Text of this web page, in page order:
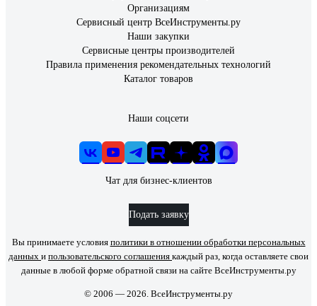
Организациям
Сервисный центр ВсеИнструменты.ру
Наши закупки
Сервисные центры производителей
Правила применения рекомендательных технологий
Каталог товаров
Наши соцсети
Чат для бизнес-клиентов
Подать заявку
Вы принимаете условия политики в отношении обработки персональных
данных и пользовательского соглашения каждый раз, когда оставляете свои
данные в любой форме обратной связи на сайте ВсеИнструменты.ру
© 2006 — 2026. ВсеИнструменты.ру